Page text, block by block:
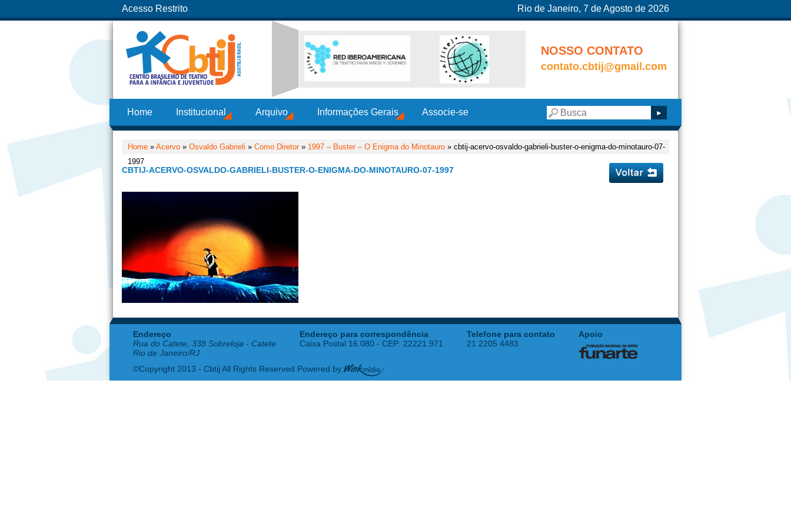
Acesso Restrito Rio de Janeiro, 7 de Agosto de 2026
NOSSO CONTATO
contato.cbtij@gmail.com
Home Institucional Arquivo Informações Gerais Associe-se
Home » Acervo » Osvaldo Gabrieli » Como Diretor» 1997 – Buster – O Enigma do Minotauro » cbtij-acervo-osvaldo-gabrieli-buster-o-enigma-do-minotauro-07-
1997
CBTIJ-ACERVO-OSVALDO-GABRIELI-BUSTER-O-ENIGMA-DO-MINOTAURO-07-1997
Endereço
Rua do Catete, 338 Sobreloja - Catete
Rio de Janeiro/RJ
Endereço para correspondência
Caixa Postal 16.080 - CEP: 22221.971
Telefone para contato
21 2205 4483
Apoio
©Copyright 2013 - Cbtij All Rights Reserved Powered by: